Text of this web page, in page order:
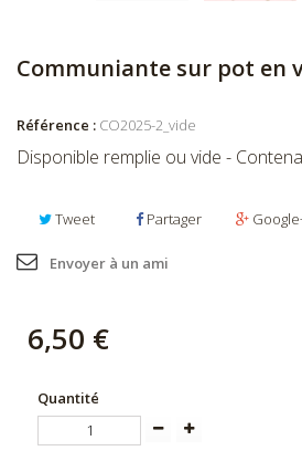
Communiante sur pot en
Référence : CO2025-2_vide
Disponible remplie ou vide -
Tweet Partager
Envoyer à un ami
6,50 €
Quantité